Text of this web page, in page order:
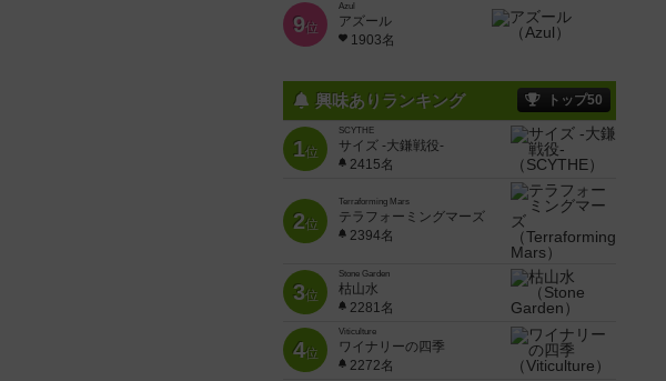
9位
Azul
アズール
1903名
興味ありランキング トップ50
1位
SCYTHE
サイズ -大鎌戦役-
2415名
2位
Terraforming Mars
テラフォーミングマーズ
2394名
3位
Stone Garden
枯山水
2281名
4位
Viticulture
ワイナリーの四季
2272名